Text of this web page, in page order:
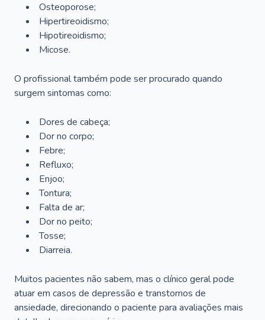
Osteoporose;
Hipertireoidismo;
Hipotireoidismo;
Micose.
O profissional também pode ser procurado quando
surgem sintomas como:
Dores de cabeça;
Dor no corpo;
Febre;
Refluxo;
Enjoo;
Tontura;
Falta de ar;
Dor no peito;
Tosse;
Diarreia.
Muitos pacientes não sabem, mas o clínico geral pode
atuar em casos de depressão e transtornos de
ansiedade, direcionando o paciente para avaliações mais